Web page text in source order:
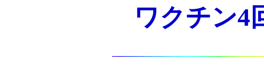
ワクチン4